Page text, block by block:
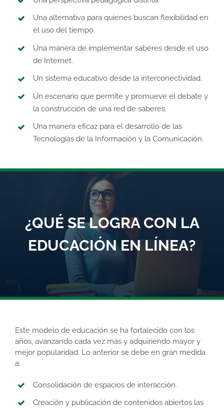
Una alternativa para quienes buscan flexibilidad en
el uso del tiempo.
Una manera de implementar saberes desde el uso
de Internet.
Un sistema educativo desde la interconectividad.
Un escenario que permite y promueve el debate y
la construcción de una red de saberes.
Una manera eficaz para el desarrollo de las
Tecnologías de la Información y la Comunicación.
¿QUÉ SE LOGRA CON LA
EDUCACIÓN EN LÍNEA?
Este modelo de educación se ha fortalecido con los
años, avanzando cada vez más y adquiriendo mayor y
mejor popularidad. Lo anterior se debe en gran medida
a:
Consolidación de espacios de interacción.
Creación y publicación de contenidos abiertos las